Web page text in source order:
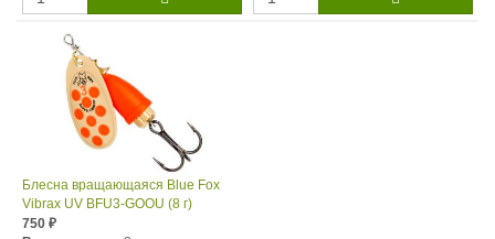
Блесна вращающаяся Blue Fox
Vibrax UV BFU3-GOOU (8 г)
750 ₽